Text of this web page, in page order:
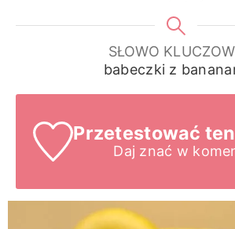
SŁOWO
babeczki z
Przetestować
Daj znać w